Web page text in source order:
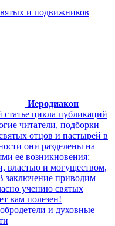
и подвижников
Иеродиакон
цикла публикаций
читатели, подборки
отцов и пастырей в
они разделены на
ее возникновения:
властью и могуществом,
заключение приводим
учению святых
вам полезен!
и духовные